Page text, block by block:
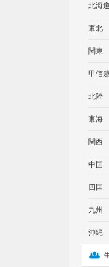
北海道
東北
関東
甲信越
北陸
東海
関西
中国
四国
九州
沖縄